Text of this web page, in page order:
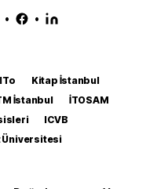
• •
Kitap İstanbul
İstanbul
İTOSAM
ICVB
Üniversitesi